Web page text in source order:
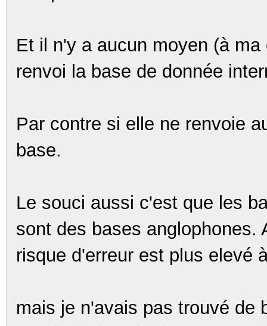
Et il n'y a aucun moyen (à
renvoi la base de donnée
Par contre si elle ne renvoie
base.
Le souci aussi c'est que les
sont des bases
risque d'erreur est plus elevé
mais je n'avais pas trouvé de